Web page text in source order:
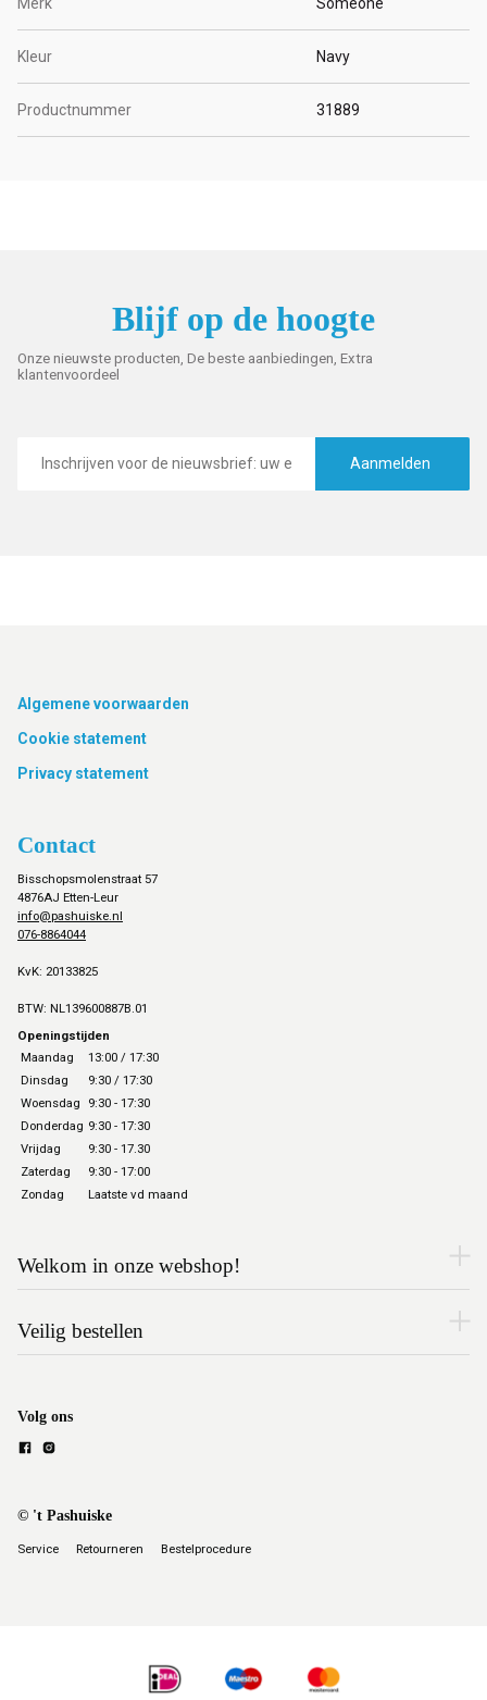
Merk Someone
Kleur Navy
Productnummer 31889
Blijf op de hoogte
Onze nieuwste producten, De beste aanbiedingen, Extra
klantenvoordeel
mailadres
Aanmelden
Footer
Algemene voorwaarden
Cookie statement
Privacy statement
Contact
Bisschopsmolenstraat 57
4876AJ Etten-Leur
info@pashuiske.nl
076-8864044
KvK: 20133825
BTW: NL139600887B.01
Openingstijden
Maandag
13:00 / 17:30
Dinsdag
9:30 / 17:30
Woensdag
9:30 - 17:30
Donderdag 9:30 - 17:30
Vrijdag
9:30 - 17.30
Zaterdag
9:30 - 17:00
Zondag
Laatste vd maand
Welkom in onze webshop!
Veilig bestellen
Volg ons
© 't Pashuiske
Service Retourneren Bestelprocedure